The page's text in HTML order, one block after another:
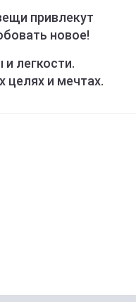
привлекут
новое!
легкости.
целях и мечтах.